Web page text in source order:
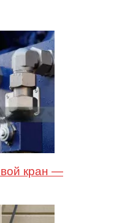
кран —